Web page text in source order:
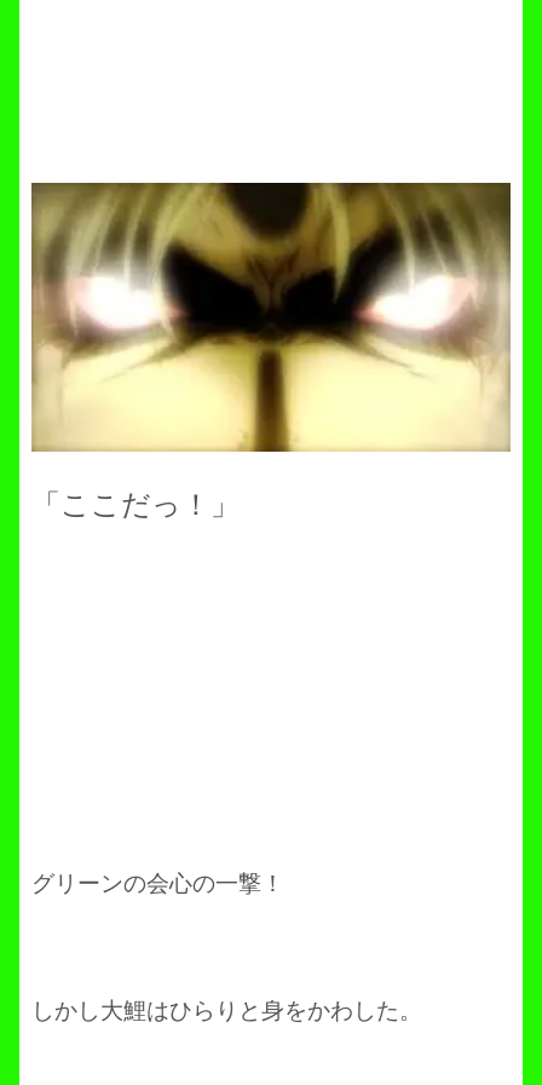
「ここだっ！」
グリーンの会心の一撃！
しかし大鯉はひらりと身をかわした。